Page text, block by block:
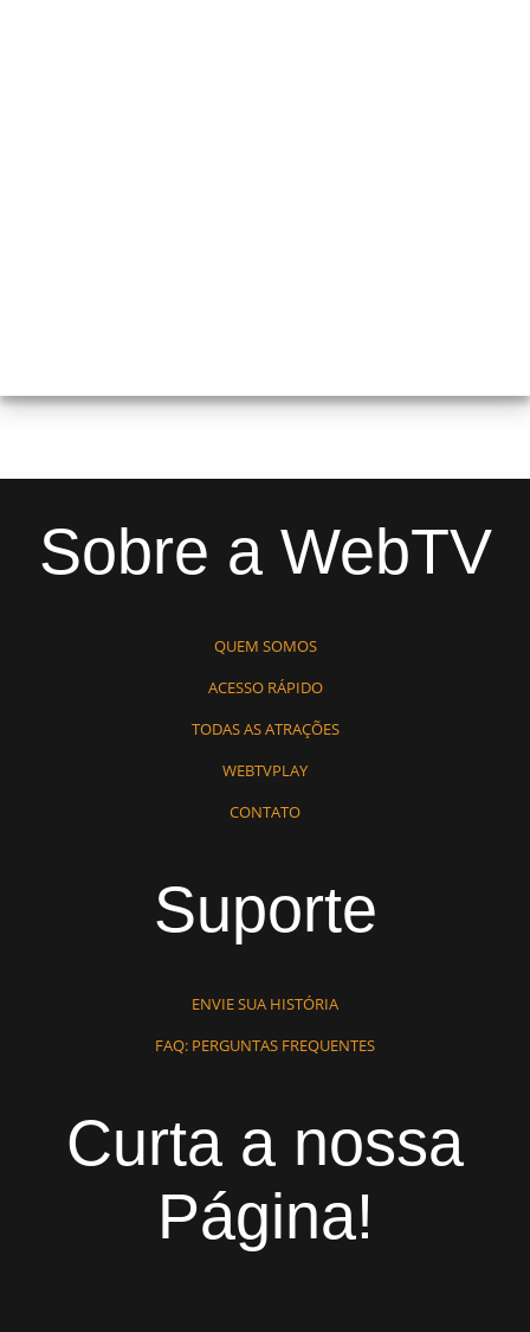
Sobre a WebTV
QUEM SOMOS
ACESSO RÁPIDO
TODAS AS ATRAÇÕES
WEBTVPLAY
CONTATO
Suporte
ENVIE SUA HISTÓRIA
FAQ: PERGUNTAS FREQUENTES
Curta a nossa
Página!